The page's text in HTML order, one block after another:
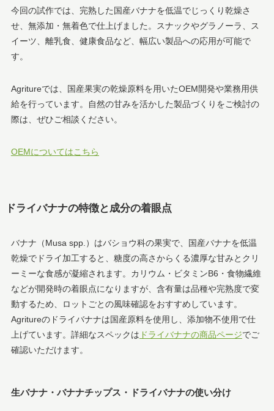
今回の試作では、完熟した国産バナナを低温でじっくり乾燥さ
せ、無添加・無着色で仕上げました。スナックやグラノーラ、ス
イーツ、離乳食、健康食品など、幅広い製品への応用が可能で
す。
Agritureでは、国産果実の乾燥原料を用いたOEM開発や業務用供
給を行っています。自然の甘みを活かした製品づくりをご検討の
際は、ぜひご相談ください。
OEMについてはこちら
ドライバナナの特徴と成分の着眼点
バナナ（Musa spp.）はバショウ科の果実で、国産バナナを低温
乾燥でドライ加工すると、糖度の高さからくる濃厚な甘みとクリ
ーミーな食感が凝縮されます。カリウム・ビタミンB6・食物繊維
などが開発時の着眼点になりますが、含有量は品種や完熟度で変
動するため、ロットごとの風味確認をおすすめしています。
Agritureのドライバナナは国産原料を使用し、添加物不使用で仕
上げています。詳細なスペックは ドライバナナの商品ページでご
確認いただけます。
生バナナ・バナナチップス・ドライバナナの使い分け